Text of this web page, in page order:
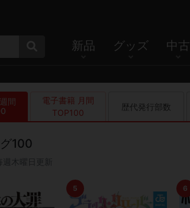
新品 グッズ 中古
間
電子書籍 月間
TOP100
歴代発行部数
100
木曜日更新
5 6